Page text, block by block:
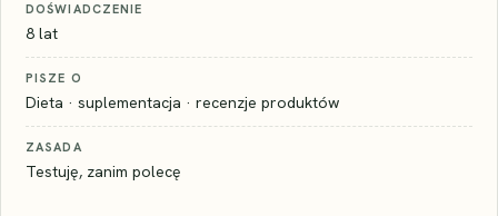
DOŚWIADCZENIE
8 lat
PISZE O
Dieta · suplementacja · recenzje produktów
ZASADA
Testuję, zanim polecę